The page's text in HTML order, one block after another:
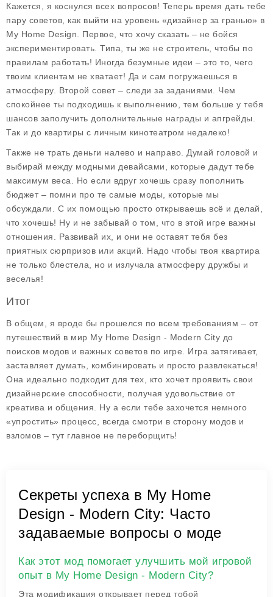
Кажется, я коснулся всех вопросов! Теперь время дать тебе
пару советов, как выйти на уровень «дизайнер за гранью» в
My Home Design . Первое, что хочу сказать – не бойся
экспериментировать. Типа, ты же не строитель, чтобы по
правилам работать! Иногда безумные идеи – это то, чего
твоим клиентам не хватает! Да и сам погружаешься в
атмосферу. Второй совет – следи за заданиями. Чем
спокойнее ты подходишь к выполнению, тем больше у тебя
шансов заполучить дополнительные награды и апгрейды.
Так и до квартиры с личным кинотеатром недалеко!
Также не трать деньги налево и направо. Думай головой и
выбирай между модными девайсами, которые дадут тебе
максимум веса. Но если вдруг хочешь сразу пополнить
бюджет – помни про те самые моды, которые мы
обсуждали. С их помощью просто открываешь всё и делай,
что хочешь! Ну и не забывай о том, что в этой игре важны
отношения. Развивай их, и они не оставят тебя без
приятных сюрпризов или акций. Надо чтобы твоя квартира
не только блестела, но и излучала атмосферу дружбы и
веселья!
Итог
В общем, я вроде бы прошелся по всем требованиям – от
путешествий в мир My Home Design - Modern City до
поисков модов и важных советов по игре. Игра затягивает,
заставляет думать, комбинировать и просто развлекаться!
Она идеально подходит для тех, кто хочет проявить свои
дизайнерские способности, получая удовольствие от
креатива и общения. Ну а если тебе захочется немного
«упростить» процесс, всегда смотри в сторону модов и
взломов – тут главное не переборщить!
Секреты успеха в My Home
Design - Modern City: Часто
задаваемые вопросы о моде
Как этот мод помогает улучшить мой игровой
опыт в My Home Design - Modern City?
Эта модификация открывает перед тобой